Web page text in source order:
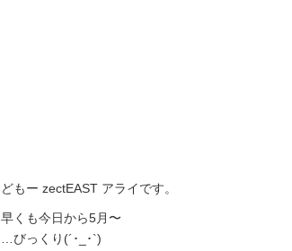
どもー zectEAST アライです。
早くも今日から5月〜
…びっくり(´･_･`)